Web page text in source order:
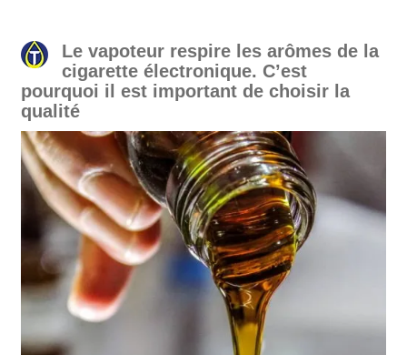
Le vapoteur respire les arômes de la
cigarette électronique. C’est
pourquoi il est important de choisir la
qualité